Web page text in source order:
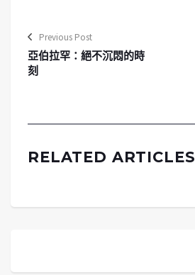
Previous Post
亞伯拉罕：絕不沉悶的時
刻
RELATED ARTICLES